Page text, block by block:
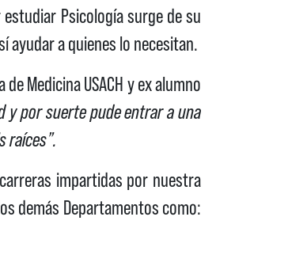
Psicología surge de su
ayudar a quienes lo necesitan.
Medicina USACH y ex alumno
y por suerte pude entrar a una
raíces”.
impartidas por nuestra
demás Departamentos como: